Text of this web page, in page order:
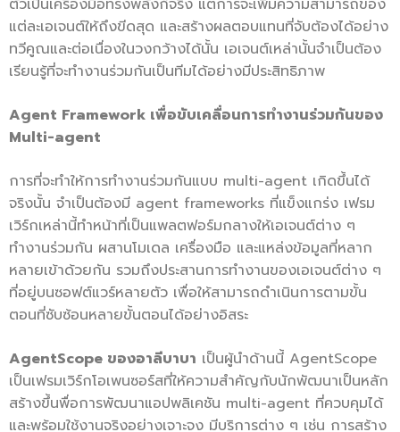
แต่ละเอเจนต์ให้ถึงขีดสุด และสร้างผลตอบแทนที่จับต้องได้อย่าง
ทวีคูณและต่อเนื่องในวงกว้างได้นั้น เอเจนต์เหล่านั้นจำเป็นต้อง
เรียนรู้ที่จะทำงานร่วมกันเป็นทีมได้อย่างมีประสิทธิภาพ
Agent Framework เพื่อขับเคลื่อนการทำงานร่วมกันของ
Multi-agent
การที่จะทำให้การทำงานร่วมกันแบบ multi-agent เกิดขึ้นได้
จริงนั้น จำเป็นต้องมี agent frameworks ที่แข็งแกร่ง เฟรม
เวิร์กเหล่านี้ทำหน้าที่เป็นแพลตฟอร์มกลางให้เอเจนต์ต่าง ๆ
ทำงานร่วมกัน ผสานโมเดล เครื่องมือ และแหล่งข้อมูลที่หลาก
หลายเข้าด้วยกัน รวมถึงประสานการทำงานของเอเจนต์ต่าง ๆ
ที่อยู่บนซอฟต์แวร์หลายตัว เพื่อให้สามารถดำเนินการตามขั้น
ตอนที่ซับซ้อนหลายขั้นตอนได้อย่างอิสระ
AgentScope ของอาลีบาบา เป็นผู้นำด้านนี้ AgentScope
เป็นเฟรมเวิร์กโอเพนซอร์สที่ให้ความสำคัญกับนักพัฒนาเป็นหลัก
สร้างขึ้นพื่อการพัฒนาแอปพลิเคชัน multi-agent ที่ควบคุมได้
และพร้อมใช้งานจริงอย่างเจาะจง มีบริการต่าง ๆ เช่น การสร้าง